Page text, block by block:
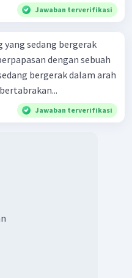
Jawaban terverifikasi
yang sedang bergerak
dengan sebuah
bergerak dalam arah
Jawaban terverifikasi